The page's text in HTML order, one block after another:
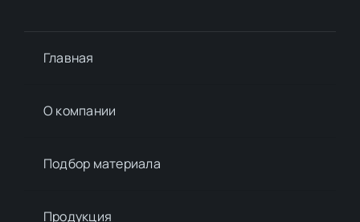
Главная
О компании
Подбор материалa
Продукция